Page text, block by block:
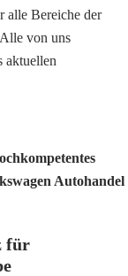
alle Bereiche der
von uns
aktuellen
Autohandel
für